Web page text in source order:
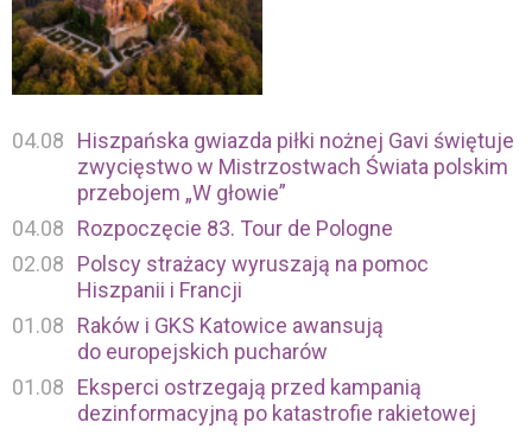
04.08
Hiszpańska gwiazda piłki nożnej Gavi świętuje
zwycięstwo w Mistrzostwach Świata polskim
przebojem „W głowie”
04.08
Rozpoczęcie 83. Tour de Pologne
02.08
Polscy strażacy wyruszają na pomoc
Hiszpanii i Francji
01.08
Raków i GKS Katowice awansują
do europejskich pucharów
01.08
Eksperci ostrzegają przed kampanią
dezinformacyjną po katastrofie rakietowej